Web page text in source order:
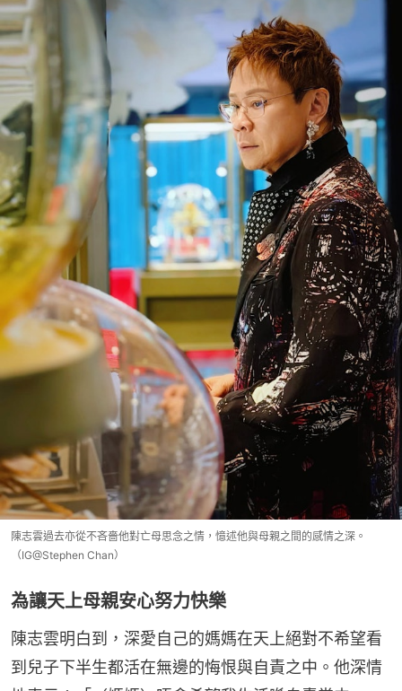
陳志雲過去亦從不吝嗇他對亡母思念之情，憶述他與母親之間的感情之深。
（IG@Stephen Chan）
為讓天上母親安心努力快樂
陳志雲明白到，深愛自己的媽媽在天上絕對不希望看
到兒子下半生都活在無邊的悔恨與自責之中。他深情